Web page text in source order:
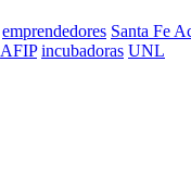
emprendedores Santa Fe
AFIP incubadoras UNL